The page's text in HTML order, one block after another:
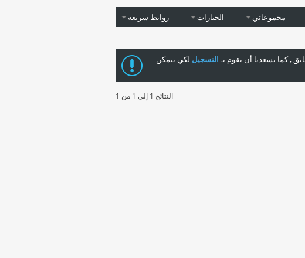
مجموعاتي الخيارات روابط سريعة
, كما يسعدنا أن تقوم بـالتسجيل لكي تتمكن
النتائج 1 إلى 1 من 1